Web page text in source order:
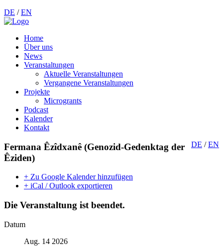
DE /EN
Home
Über uns
News
Veranstaltungen
Aktuelle Veranstaltungen
Vergangene Veranstaltungen
Projekte
Microgrants
Podcast
Kalender
Kontakt
DE /EN
Fermana Êzîdxanê (Genozid-Gedenktag der
Êziden)
+ Zu Google Kalender hinzufügen
+ iCal / Outlook exportieren
Die Veranstaltung ist beendet.
Datum
Aug. 14 2026